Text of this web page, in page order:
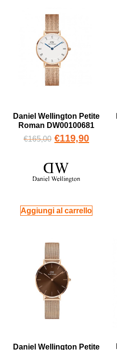
Daniel Wellington Petite
Roman DW00100681
€165,00 €119,90
Aggiungi al carrello
Daniel Wellington Petite